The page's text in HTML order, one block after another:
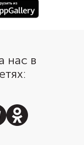
фруктов или орехи.
нас в